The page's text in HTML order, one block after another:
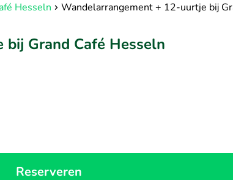
Hesseln Wandelarrangement + 12-uurtje bij
Grand Café Hesseln
Reserveren